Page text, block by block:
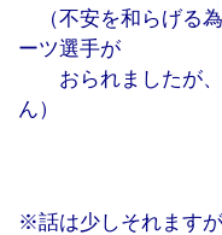
（不安を和らげる
ーツ選手が
おられましたが、
ん）
※話は少しそれます